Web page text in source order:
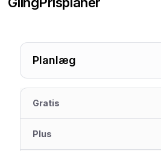
Planlæg
Gratis
Plus